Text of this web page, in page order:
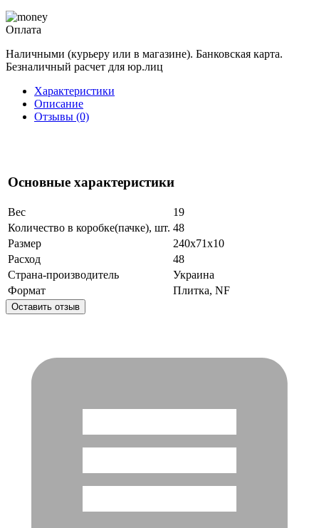
Оплата
Наличными (курьеру или в магазине). Банковская карта.
Безналичный расчет для юр.лиц
Характеристики
Описание
Отзывы (0)
Основные характеристики
Вес
19
Количество в коробке(пачке), шт. 48
Размер
240x71x10
Расход
48
Страна-производитель
Украина
Формат
Плитка, NF
Оставить отзыв